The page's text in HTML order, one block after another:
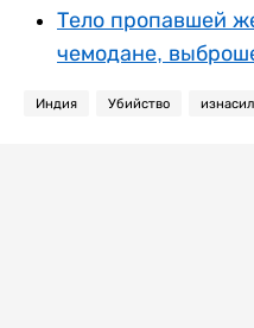
Тело пропавшей
чемодане,
Индия Убийство